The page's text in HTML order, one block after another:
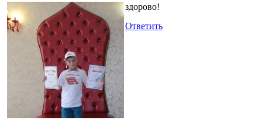
здорово!
Ответить